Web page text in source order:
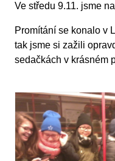
Ve středu 9.11. jsme
Promítání se konalo v
tak jsme si zažili
sedačkách v krásném